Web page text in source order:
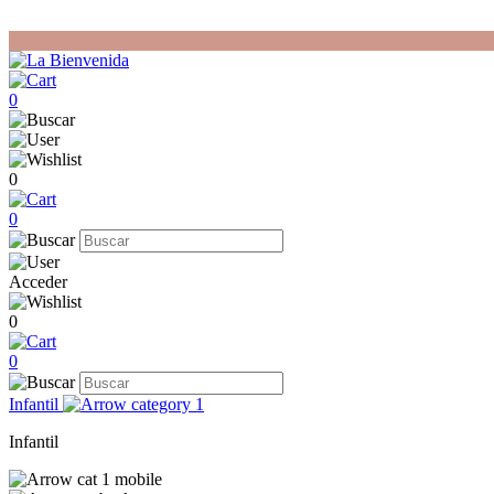
0
0
0
Acceder
0
0
Infantil
Infantil